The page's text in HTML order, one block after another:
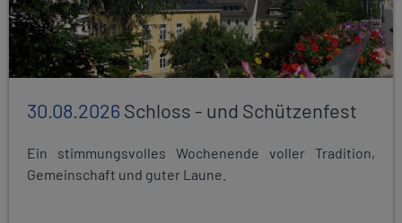
30.08.2026Schloss - und Schützenfest
Ein stimmungsvolles Wochenende voller Tradition,
Gemeinschaft und guter Laune.